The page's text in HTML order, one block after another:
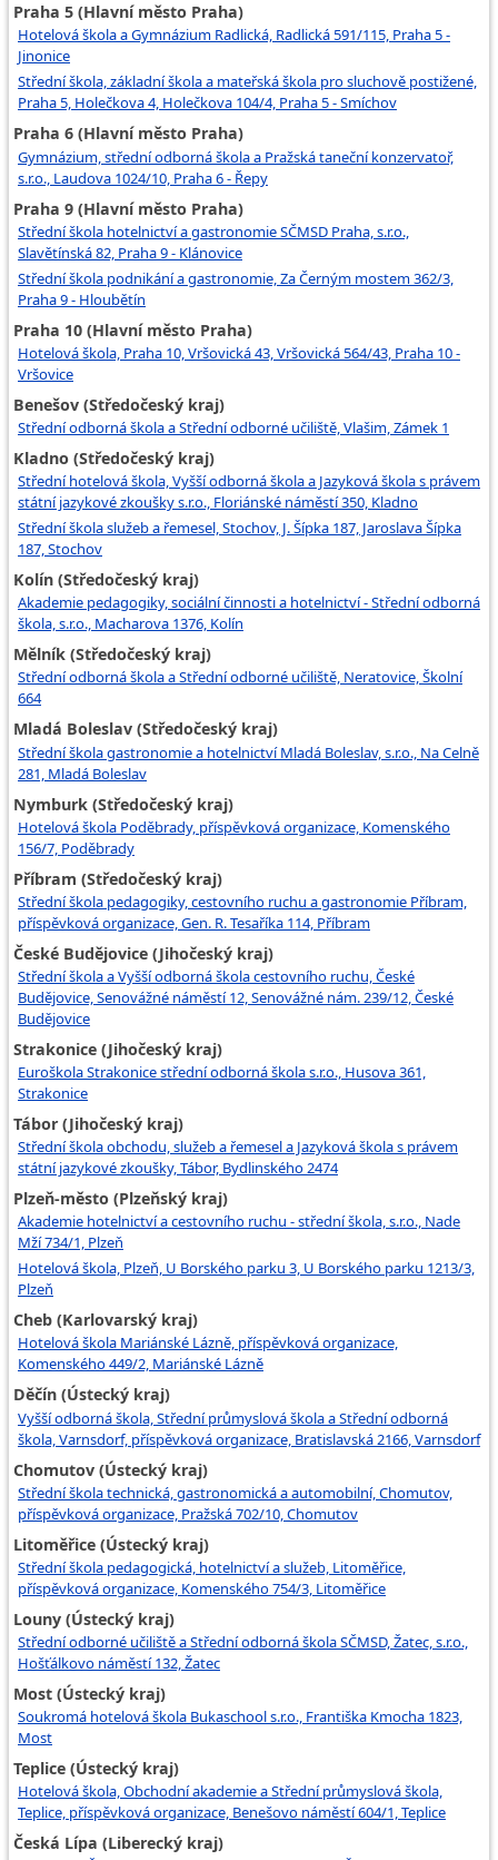
Praha 5 (Hlavní město Praha)
Hotelová škola a Gymnázium Radlická, Radlická 591/115, Praha 5 -
Jinonice
Střední škola, základní škola a mateřská škola pro sluchově postižené,
Praha 5, Holečkova 4, Holečkova 104/4, Praha 5 - Smíchov
Praha 6 (Hlavní město Praha)
Gymnázium, střední odborná škola a Pražská taneční konzervatoř,
s.r.o., Laudova 1024/10, Praha 6 - Řepy
Praha 9 (Hlavní město Praha)
Střední škola hotelnictví a gastronomie SČMSD Praha, s.r.o.,
Slavětínská 82, Praha 9 - Klánovice
Střední škola podnikání a gastronomie, Za Černým mostem 362/3,
Praha 9 - Hloubětín
Praha 10 (Hlavní město Praha)
Hotelová škola, Praha 10, Vršovická 43, Vršovická 564/43, Praha 10 -
Vršovice
Benešov (Středočeský kraj)
Střední odborná škola a Střední odborné učiliště, Vlašim, Zámek 1
Kladno (Středočeský kraj)
Střední hotelová škola, Vyšší odborná škola a Jazyková škola s právem
státní jazykové zkoušky s.r.o., Floriánské náměstí 350, Kladno
Střední škola služeb a řemesel, Stochov, J. Šípka 187, Jaroslava Šípka
187, Stochov
Kolín (Středočeský kraj)
Akademie pedagogiky, sociální činnosti a hotelnictví - Střední odborná
škola, s.r.o., Macharova 1376, Kolín
Mělník (Středočeský kraj)
Střední odborná škola a Střední odborné učiliště, Neratovice, Školní
664
Mladá Boleslav (Středočeský kraj)
Střední škola gastronomie a hotelnictví Mladá Boleslav, s.r.o., Na Celně
281, Mladá Boleslav
Nymburk (Středočeský kraj)
Hotelová škola Poděbrady, příspěvková organizace, Komenského
156/7, Poděbrady
Příbram (Středočeský kraj)
Střední škola pedagogiky, cestovního ruchu a gastronomie Příbram,
příspěvková organizace, Gen. R. Tesaříka 114, Příbram
České Budějovice (Jihočeský kraj)
Střední škola a Vyšší odborná škola cestovního ruchu, České
Budějovice, Senovážné náměstí 12, Senovážné nám. 239/12, České
Budějovice
Strakonice (Jihočeský kraj)
Euroškola Strakonice střední odborná škola s.r.o., Husova 361,
Strakonice
Tábor (Jihočeský kraj)
Střední škola obchodu, služeb a řemesel a Jazyková škola s právem
státní jazykové zkoušky, Tábor, Bydlinského 2474
Plzeň-město (Plzeňský kraj)
Akademie hotelnictví a cestovního ruchu - střední škola, s.r.o., Nade
Mží 734/1, Plzeň
Hotelová škola, Plzeň, U Borského parku 3, U Borského parku 1213/3,
Plzeň
Cheb (Karlovarský kraj)
Hotelová škola Mariánské Lázně, příspěvková organizace,
Komenského 449/2, Mariánské Lázně
Děčín (Ústecký kraj)
Vyšší odborná škola, Střední průmyslová škola a Střední odborná
škola, Varnsdorf, příspěvková organizace, Bratislavská 2166, Varnsdorf
Chomutov (Ústecký kraj)
Střední škola technická, gastronomická a automobilní, Chomutov,
příspěvková organizace, Pražská 702/10, Chomutov
Litoměřice (Ústecký kraj)
Střední škola pedagogická, hotelnictví a služeb, Litoměřice,
příspěvková organizace, Komenského 754/3, Litoměřice
Louny (Ústecký kraj)
Střední odborné učiliště a Střední odborná škola SČMSD, Žatec, s.r.o.,
Hošťálkovo náměstí 132, Žatec
Most (Ústecký kraj)
Soukromá hotelová škola Bukaschool s.r.o., Františka Kmocha 1823,
Most
Teplice (Ústecký kraj)
Hotelová škola, Obchodní akademie a Střední průmyslová škola,
Teplice, příspěvková organizace, Benešovo náměstí 604/1, Teplice
Česká Lípa (Liberecký kraj)